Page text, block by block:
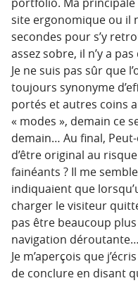
site ergonomique ou il
secondes pour s’y
assez sobre, il n’y a
Je ne suis pas sûr que
toujours synonyme
portés et autres coins
« modes », demain ce
demain… Au final,
d’être original au
fainéants ? Il me
indiquaient que
charger le visiteur
pas être beaucoup
navigation déroutante…
Je m’aperçois que
de conclure en disant